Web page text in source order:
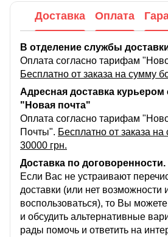
Доставка Оплата
В отделение службы
Оплата согласно тарифам
Бесплатно от заказа на сумму
Адресная доставка
"Новая почта"
Оплата согласно тарифам
Почты". Бесплатно от заказа
30000 грн.
Доставка по договоренности.
Если Вас не устраивают
доставки (или нет возможности
воспользоваться), то Вы
и обсудить альтернативные
рады помочь и ответить на